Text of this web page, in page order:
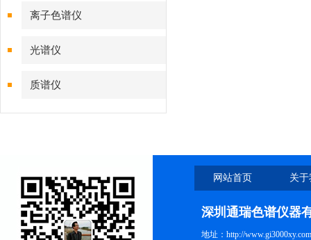
离子色谱仪
光谱仪
质谱仪
网站首页 关
深圳通瑞色谱仪器
地址：http://